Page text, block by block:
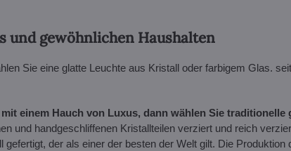
und gewöhnlichen Haushalten
Sie eine glatte Leuchte aus Kristall oder farbigem Glas.
einem Hauch von Luxus, dann wählen Sie
und handgeschliffenen Kristallteilen verziert und reich
der als einer der besten der Welt gilt. Die Produktion